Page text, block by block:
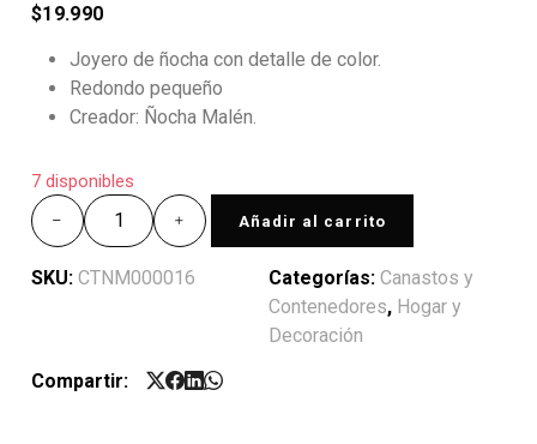
$19.990
Joyero de ñocha con detalle de color.
Redondo pequeño
Creador: Ñocha Malén.
7 disponibles
Añadir al carrito
SKU: CTNM000016 Categorías: Canastos y
Contenedores, Hogar y
Decoración
Compartir: